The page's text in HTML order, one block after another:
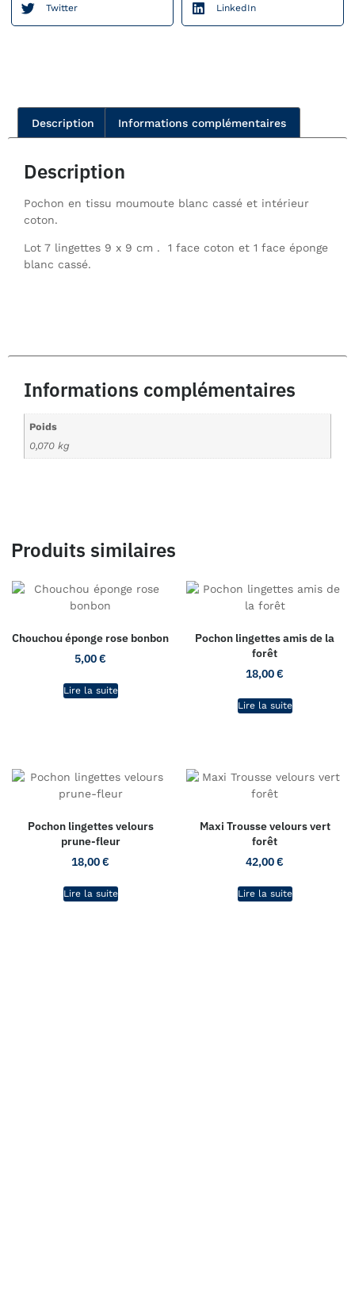
Twitter LinkedIn
Description Informations complémentaires
Description
Pochon en tissu moumoute blanc cassé et intérieur
coton.
Lot 7 lingettes 9 x 9 cm . 1 face coton et 1 face éponge
blanc cassé.
Informations complémentaires
Poids
0,070 kg
Produits similaires
Chouchou éponge rose bonbon
5,00€
Lire la suite
Pochon lingettes amis de la
forêt
18,00€
Lire la suite
Pochon lingettes velours
prune-fleur
18,00€
Lire la suite
Maxi Trousse velours vert
forêt
42,00€
Lire la suite